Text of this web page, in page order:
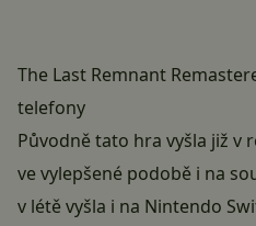
The Last Remnant
telefony
Původně tato hra vyšla již v
ve vylepšené podobě i na
v létě vyšla i na Nintendo